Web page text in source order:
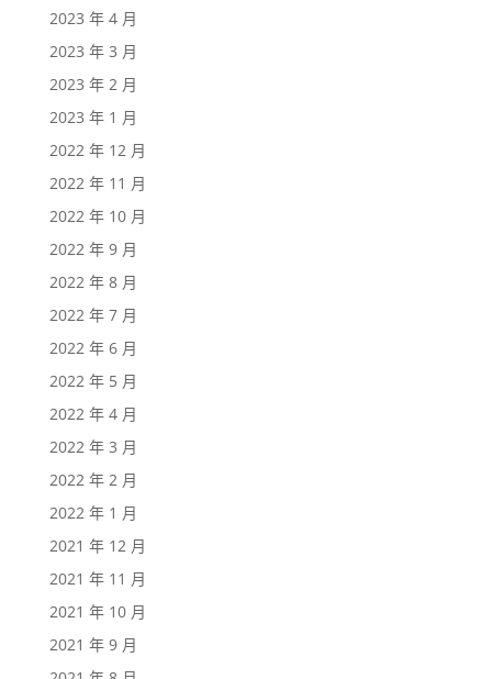
2023 年 4 月
2023 年 3 月
2023 年 2 月
2023 年 1 月
2022 年 12 月
2022 年 11 月
2022 年 10 月
2022 年 9 月
2022 年 8 月
2022 年 7 月
2022 年 6 月
2022 年 5 月
2022 年 4 月
2022 年 3 月
2022 年 2 月
2022 年 1 月
2021 年 12 月
2021 年 11 月
2021 年 10 月
2021 年 9 月